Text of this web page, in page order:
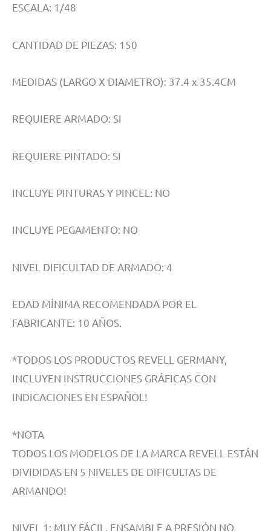
ESCALA: 1/48
CANTIDAD DE PIEZAS: 150
MEDIDAS (LARGO X DIAMETRO): 37.4 x 35.4CM
REQUIERE ARMADO: SI
REQUIERE PINTADO: SI
INCLUYE PINTURAS Y PINCEL: NO
INCLUYE PEGAMENTO: NO
NIVEL DIFICULTAD DE ARMADO: 4
EDAD MÍNIMA RECOMENDADA POR EL
FABRICANTE: 10 AÑOS.
*TODOS LOS PRODUCTOS REVELL GERMANY,
INCLUYEN INSTRUCCIONES GRÁFICAS CON
INDICACIONES EN ESPAÑOL!
*NOTA
TODOS LOS MODELOS DE LA MARCA REVELL ESTÁN
DIVIDIDAS EN 5 NIVELES DE DIFICULTAS DE
ARMANDO!
NIVEL 1: MUY FÁCIL, ENSAMBLE A PRESIÓN NO